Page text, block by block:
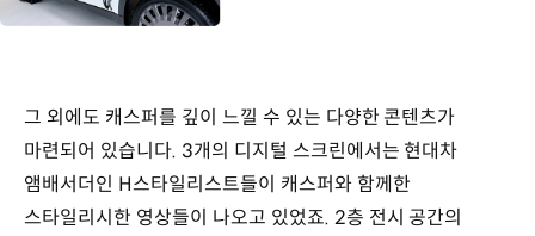
그 외에도 캐스퍼를 깊이 느낄 수 있는 다양한 콘텐츠가
마련되어 있습니다. 3개의 디지털 스크린에서는 현대차
앰배서더인 H스타일리스트들이 캐스퍼와 함께한
스타일리시한 영상들이 나오고 있었죠. 2층 전시 공간의